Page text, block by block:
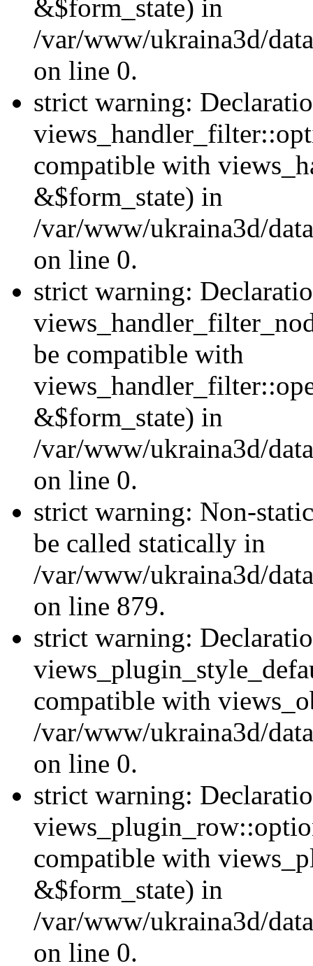
&$form_state) in
/var/www/ukraina3d/
on line 0.
strict warning:
compatible with
&$form_state) in
/var/www/ukraina3d/
on line 0.
strict warning:
be compatible with
&$form_state) in
/var/www/ukraina3d/
on line 0.
strict warning: Non-
be called statically in
/var/www/ukraina3d/
on line 879.
strict warning:
compatible with
/var/www/ukraina3d/
on line 0.
strict warning:
compatible with
&$form_state) in
/var/www/ukraina3d/
on line 0.